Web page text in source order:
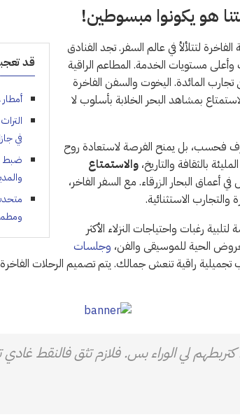
هو يكونوا مبسوطين!
قد
في
لتتلألأ في عالم السفر. تجد الفنادق
مستويات الخدمة. المطاعم الراقية
تجارب المائدة. اليخوت والسفن الفاخرة
بمشاهد البحر الخلابة بأسلوب لا
فحسب، بل يمنح الفرصة لاستعادة روح
بالثقافة والتاريخ، والاستمتاع
أعماق البحار الزرقاء. مع السفر الفاخر،
الاستثنائية.
رغبات واحتياجات النزلاء الأكثر
الحية للموسيقى والفن، وجلسات
تجميلية راقية تنعش جمالك. يتم تصميم الرحلات
كتربطهم لي الوراء بس. فلازم تثق فالنقط